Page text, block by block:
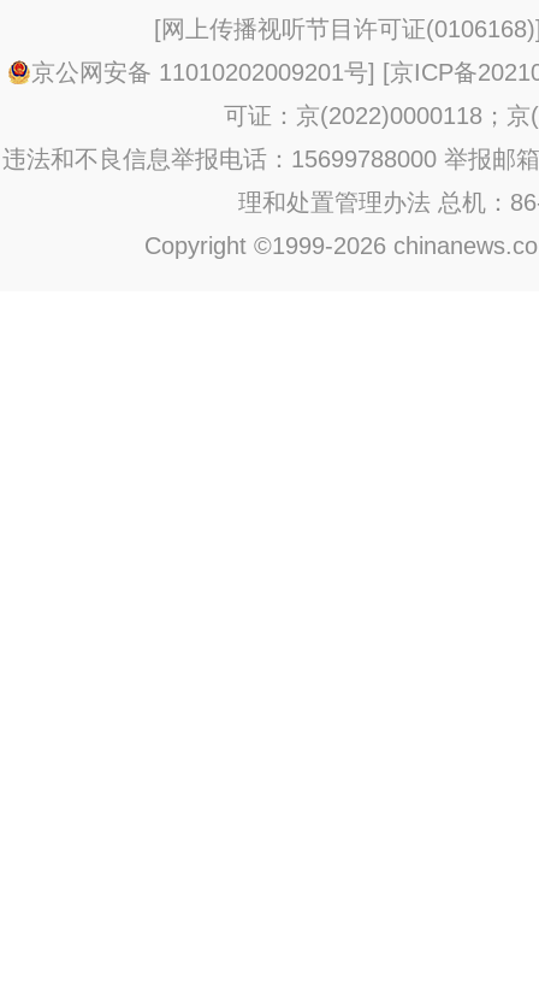
[网上传播视听节目许可证(0106168)
京公网安备 11010202009201号] [京ICP备
可证：京(2022)0000118；京
违法和不良信息举报电话：15699788000 举报邮
理和处置管理办法 总机：
Copyright ©1999-2026